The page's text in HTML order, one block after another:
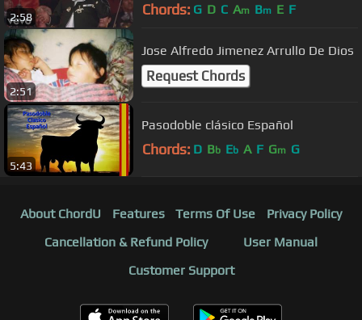
2:58 Chords: G D C Am Bm E F
2:51
Jose Alfredo Jimenez Arrullo De Dios
Request Chords
5:43
Pasodoble clásico Español
Chords: D Bb Eb A F Gm G
About ChordU Features Terms Of Use
Privacy Policy
Cancellation & Refund Policy
User Manual
Customer Support